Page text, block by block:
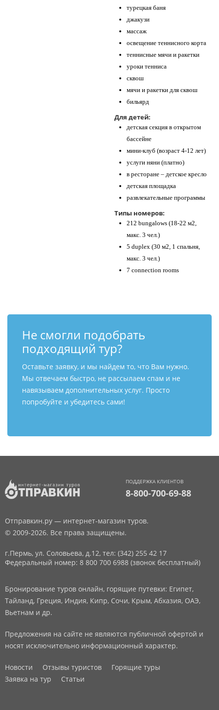
турецкая баня
джакузи
массаж
освещение теннисного корта
теннисные мячи и ракетки
уроки тенниса
сквош
мячи и ракетки для сквош
бильярд
Для детей:
детская секция в открытом
бассейне
мини-клуб (возраст 4-12 лет)
услуги няни (платно)
в ресторане – детское кресло
детская площадка
развлекательные программы
Типы номеров:
212 bungalows (18-22 м2,
макс. 3 чел.)
5 duplex (30 м2, 1 спальня,
макс. 3 чел.)
7 connection rooms
Не смогли подобрать
подходящий тур?
Оставьте заявку, и мы найдем то, что Вам нужно.
Мы отвечаем быстро, не рассылаем спам и не
навязываем дополнительных услуг. Просто
попробуйте и убедитесь сами!
ПОДДЕРЖКА КЛИЕНТОВ
8-800-700-69-88
Отправкин.ру — интернет-магазин туров.
© 2009-2026. Все права защищены.
г.Пермь, ул. Соловьева, д.12, тел: (342) 255 42 17
Федеральный номер: 8 800 700 6988 (звонок бесплатный)
Бронирование туров онлайн, горящие путевки: Египет,
Тайланд, Греция, Индия, Кипр, Сочи, Крым, Абхазия, ОАЭ,
Вьетнам и др.
Предложения на сайте не являются публичной офертой и
носят исключительно информационный характер.
Новости Отзывы туристов
Горящие туры
Заявка на тур
Статьи